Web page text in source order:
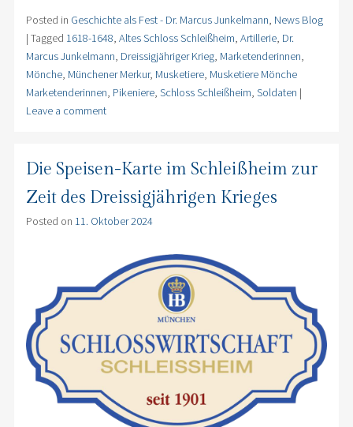
Posted in Geschichte als Fest - Dr. Marcus Junkelmann, News Blog
| Tagged 1618-1648, Altes Schloss Schleißheim, Artillerie, Dr.
Marcus Junkelmann, Dreissigjähriger Krieg, Marketenderinnen,
Mönche, Münchener Merkur, Musketiere, Musketiere Mönche
Marketenderinnen, Pikeniere, Schloss Schleißheim, Soldaten |
Leave a comment
Die Speisen-Karte im Schleißheim zur
Zeit des Dreissigjährigen Krieges
Posted on 11. Oktober 2024